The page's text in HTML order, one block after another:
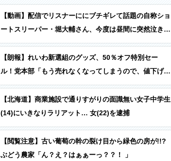
【動画】配信でリスナーににブチギレて話題の自称ショ
ートスリーパー・堀大輔さん、今度は昼間に突然泣き出
してしまう…
【朗報】れいわ新選組のグッズ、50％オフ特別セー
ル！党本部「もう売れなくなってしまうので、値下げし
て売り切ることにしました」
【北海道】商業施設で通りすがりの面識無い女子中学生
(14)にいきなりラリアット… 女(22)を逮捕
【閲覧注意】古い葡萄の幹の裂け目から緑色の房が!!?
ぶどう農家「ん？え？はぁぁーっ？？！ 」